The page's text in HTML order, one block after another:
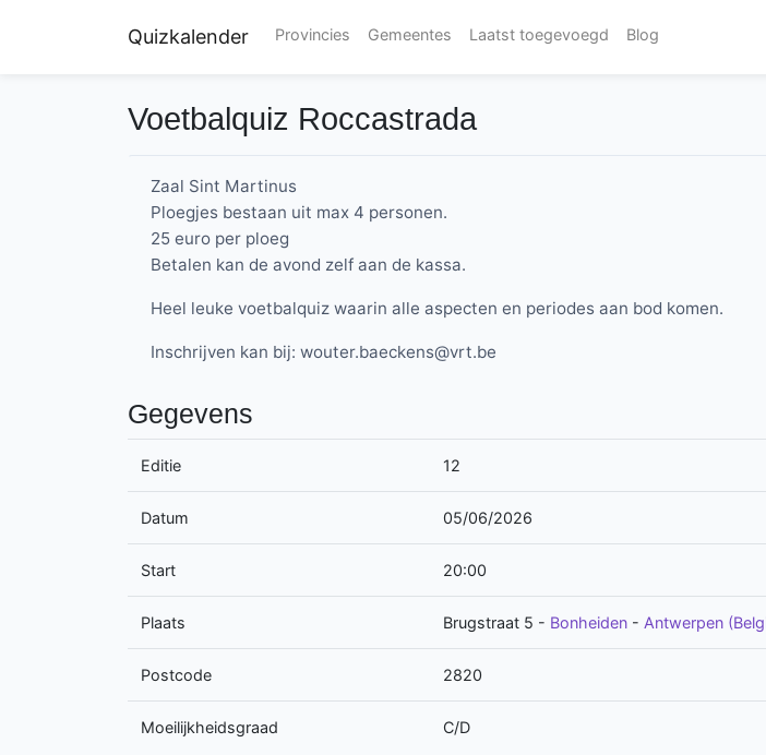
Quizkalender Provincies Gemeentes Laatst toegevoegd Blog
Voetbalquiz Roccastrada
Zaal Sint Martinus
Ploegjes bestaan uit max 4 personen.
25 euro per ploeg
Betalen kan de avond zelf aan de kassa.
Heel leuke voetbalquiz waarin alle aspecten en periodes aan bod komen.
Inschrijven kan bij: wouter.baeckens@vrt.be
Gegevens
Editie 12
Datum 05/06/2026
Start 20:00
Plaats Brugstraat 5 - Bonheiden - Antwerpen
Postcode 2820
Moeilijkheidsgraad C/D